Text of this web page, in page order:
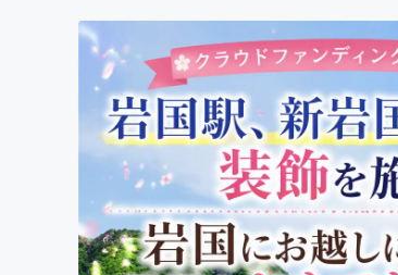
アート・写真
テクノロジー・ガジェット
映像・映画
ビジネス・起業